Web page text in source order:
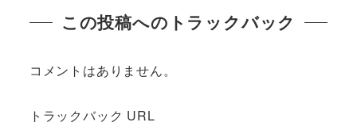
この投稿へのトラックバック
コメントはありません。
トラックバック URL